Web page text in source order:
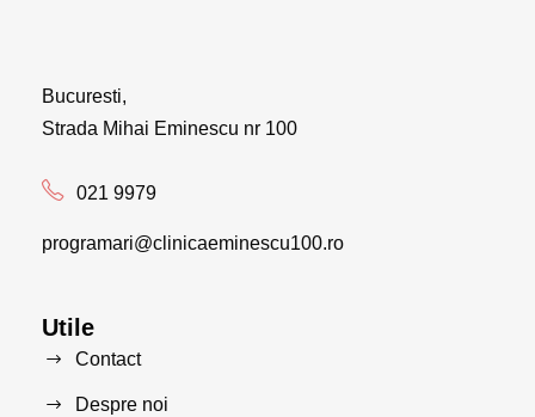
Bucuresti,
Strada Mihai Eminescu nr 100
021 9979
programari@clinicaeminescu100.ro
Utile
Contact
Despre noi